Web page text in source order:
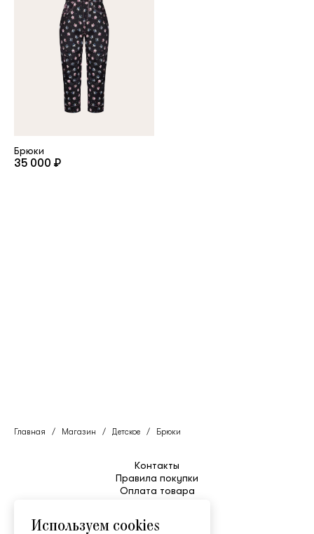
Главная / Магазин / Детское / Брюки
Брюки
35 000 ₽
Используем cookies
Контакты
Правила покупки
Оплата товара
Возврат и обмен